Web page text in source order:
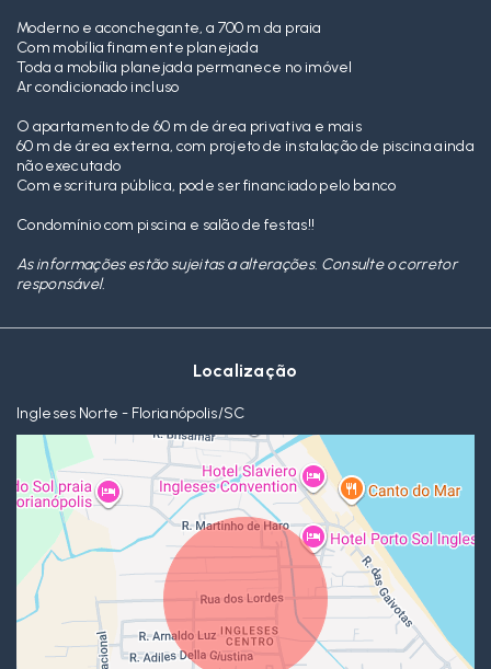
Moderno e aconchegante, a 700 m da praia
Com mobília finamente planejada
Toda a mobília planejada permanece no imóvel
Ar condicionado incluso
O apartamento de 60 m de área privativa e mais
60 m de área externa, com projeto de instalação de piscina ainda
não executado
Com escritura pública, pode ser financiado pelo banco
Condomínio com piscina e salão de festas!!
As informações estão sujeitas a alterações. Consulte o corretor
responsável.
Localização
Ingleses Norte - Florianópolis/SC